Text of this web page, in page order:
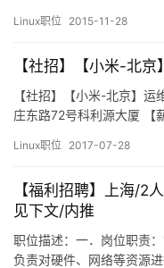
评审；把握复杂系统的设
维工作开展； 4、制定和
Linux职位 2015-11-28
【社招】【小米-北
【社招】【小米-北京】
庄东路72号科利源大厦
+姓名”发送至
监…
Linux职位 2017-07-28
【福利招聘】上海/2
见下文/内推
职位描述：一．岗位职责
负责对硬件、网络等资源